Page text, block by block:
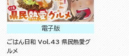
電子版
ごはん日和 Vol.43 県民熱愛グ
ルメ